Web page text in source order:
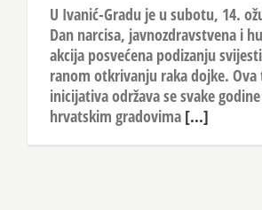
U Ivanić-Gradu je u subotu, 14.
Dan narcisa, javnozdravstvena i
akcija posvećena podizanju
ranom otkrivanju raka dojke.
inicijativa održava se svake
hrvatskim gradovima [...]